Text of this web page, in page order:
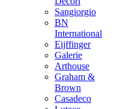
Sangiorgio
BN
International
Eijffinger
Galerie
Arthouse
Graham &
Brown
Casadeco